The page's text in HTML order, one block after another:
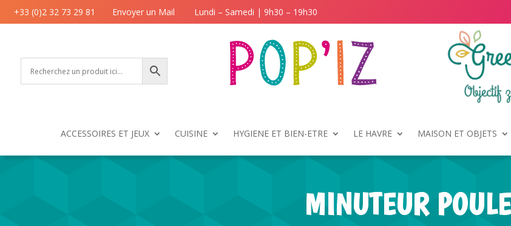
+33 (0)2 32 73 29 81 Envoyer un Mail Lundi – Samedi | 9h30 – 19h30
ACCESSOIRES ET JEUX CUISINE HYGIENE ET BIEN-ETRE LE HAVRE MAISON ET OBJETS
MINUTEUR POULE